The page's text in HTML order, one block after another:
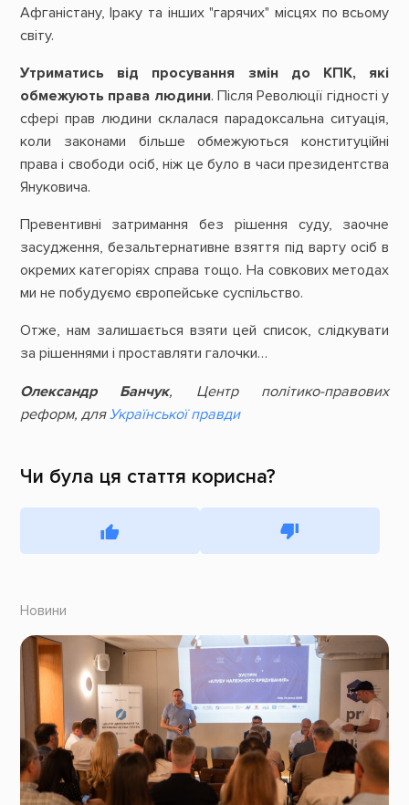
Афганістану, Іраку та інших "гарячих" місцях по всьому
світу.
Утриматись від просування змін до КПК, які
обмежують права людини. Після Революції гідності у
сфері прав людини склалася парадоксальна ситуація,
коли законами більше обмежуються конституційні
права і свободи осіб, ніж це було в часи президентства
Януковича.
Превентивні затримання без рішення суду, заочне
засудження, безальтернативне взяття під варту осіб в
окремих категоріях справа тощо. На совкових методах
ми не побудуємо європейське суспільство.
Отже, нам залишається взяти цей список, слідкувати
за рішеннями і проставляти галочки…
Олександр Банчук, Центр політико-правових
реформ, дляУкраїнської правди
Чи була ця стаття корисна?
Новини